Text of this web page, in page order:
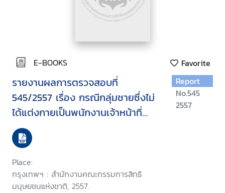
E-BOOKS Favorite
รายงานผลการตรวจสอบที่
545/2557 เรื่อง กรณีกลุ่มชายซึ่งไม่
ได้แต่งกายเป็นพนักงานเจ้าหน้าที่
เรียกตรวจค้นร่างกายของประชาชน
เพศชายพร้อมให้ตรวจปัสสาวะในที่
โล่งแจ้ง บริเวณโคนต้นไม้ในตลาด
ขนส่งหมอชิต
Place:
กรุงเทพฯ : สำนักงานคณะกรรมการสิทธิ
มนุษยชนแห่งชาติ, 2557.
Report
No.545
2557